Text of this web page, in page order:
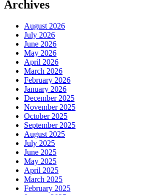
Archives
August 2026
July 2026
June 2026
May 2026
April 2026
March 2026
February 2026
January 2026
December 2025
November 2025
October 2025
September 2025
August 2025
July 2025
June 2025
May 2025
April 2025
March 2025
February 2025